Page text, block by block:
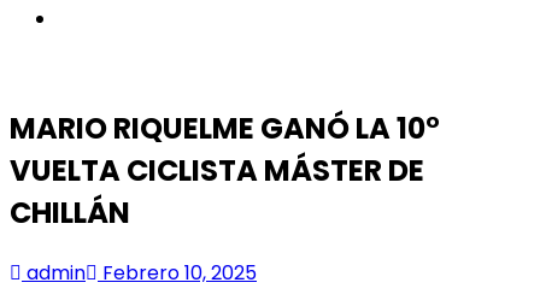
MARIO RIQUELME GANÓ LA 10°
VUELTA CICLISTA MÁSTER DE
CHILLÁN
admin
Febrero 10, 2025